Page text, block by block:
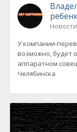
Новости
У компании-
возможно, будет
аппаратном
Челябинска